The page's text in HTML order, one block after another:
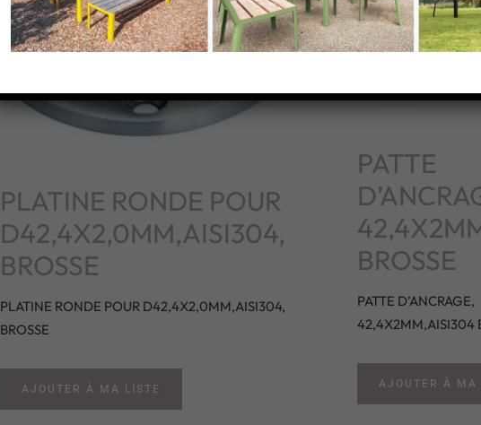
PLATINE RONDE POUR
D42,4X2,0MM,AISI304,
BROSSE
PLATINE RONDE POUR D42,4X2,0MM,AISI304,
BROSSE
AJOUTER À MA LISTE
PATTE
BROSSE
PATTE D’ANCRAGE,
42,4X2MM,AISI304
AJOUTER À MA